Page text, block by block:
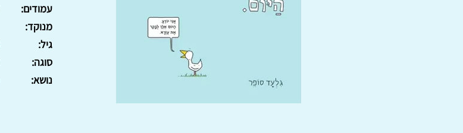
עמודים:
מנוקד:
גיל:
סוגה:
נושא: